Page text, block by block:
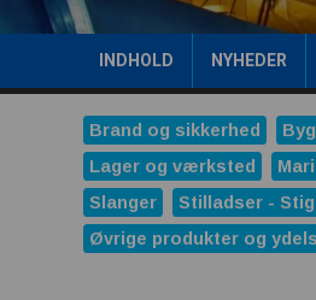
INDHOLD NYHEDER
Brand og sikkerhed
Lager og værksted
Slanger
Stilladser -
Øvrige produkter og